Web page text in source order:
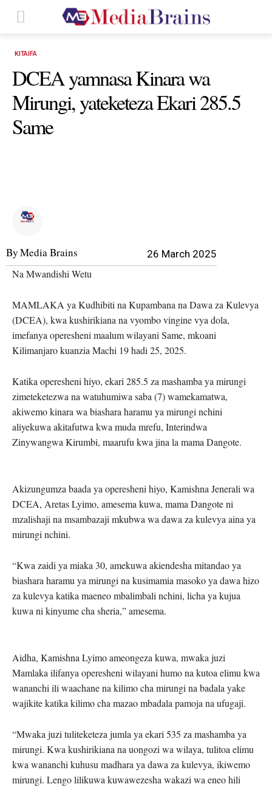
KITAIFA
DCEA yamnasa Kinara wa
Mirungi, yateketeza Ekari 285.5
Same
ByMedia Brains 26 March 2025
Na Mwandishi Wetu
MAMLAKA ya Kudhibiti na Kupambana na Dawa za Kulevya
(DCEA), kwa kushirikiana na vyombo vingine vya dola,
imefanya operesheni maalum wilayani Same, mkoani
Kilimanjaro kuanzia Machi 19 hadi 25, 2025.
Katika operesheni hiyo, ekari 285.5 za mashamba ya mirungi
zimeteketezwa na watuhumiwa saba (7) wamekamatwa,
akiwemo kinara wa biashara haramu ya mirungi nchini
aliyekuwa akitafutwa kwa muda mrefu, Interindwa
Zinywangwa Kirumbi, maarufu kwa jina la mama Dangote.
Akizungumza baada ya operesheni hiyo, Kamishna Jenerali wa
DCEA, Aretas Lyimo, amesema kuwa, mama Dangote ni
mzalishaji na msambazaji mkubwa wa dawa za kulevya aina ya
mirungi nchini.
“Kwa zaidi ya miaka 30, amekuwa akiendesha mitandao ya
biashara haramu ya mirungi na kusimamia masoko ya dawa hizo
za kulevya katika maeneo mbalimbali nchini, licha ya kujua
kuwa ni kinyume cha sheria,” amesema.
Aidha, Kamishna Lyimo ameongeza kuwa, mwaka juzi
Mamlaka ilifanya operesheni wilayani humo na kutoa elimu kwa
wananchi ili waachane na kilimo cha mirungi na badala yake
wajikite katika kilimo cha mazao mbadala pamoja na ufugaji.
“Mwaka juzi tuliteketeza jumla ya ekari 535 za mashamba ya
mirungi. Kwa kushirikiana na uongozi wa wilaya, tulitoa elimu
kwa wananchi kuhusu madhara ya dawa za kulevya, ikiwemo
mirungi. Lengo lilikuwa kuwawezesha wakazi wa eneo hili